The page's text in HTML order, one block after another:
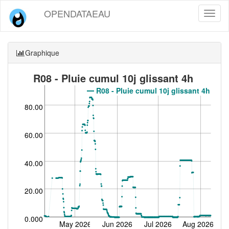
OPENDATAEAU
Graphique
R08 - Pluie cumul 10j glissant 4h
R08 - Pluie cumul 10j glissant 4h
0.000
20.00
40.00
60.00
80.00
May 2026 Jun 2026 Jul 2026 Aug 2026